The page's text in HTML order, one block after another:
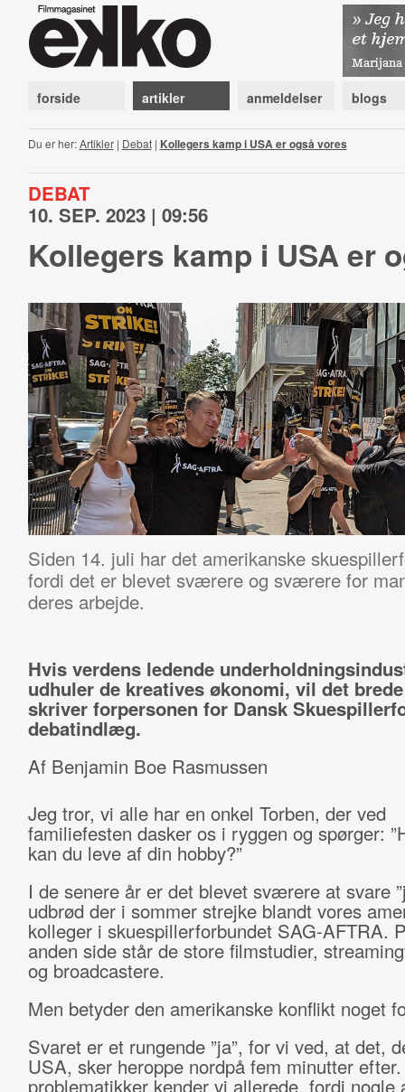
forside artikler anmeldelser blogs
Du er her:Artikler| Debat| Kollegers kamp i USA er også vores
DEBAT
10. SEP. 2023 | 09:56
Kollegers kamp i USA er
Siden 14. juli har det amerikanske
fordi det er blevet sværere og sværere for
deres arbejde.
Hvis verdens ledende
udhuler de kreatives økonomi, vil det
skriver forpersonen for Dansk
debatindlæg.
Af Benjamin Boe Rasmussen
Jeg tror, vi alle har en onkel Torben, der ved
familiefesten dasker os i ryggen og spørger:
kan du leve af din hobby?”
I de senere år er det blevet sværere at svare
udbrød der i sommer strejke blandt vores
kolleger i skuespillerforbundet SAG-AFTRA.
anden side står de store filmstudier,
og broadcastere.
Men betyder den amerikanske konflikt noget
Svaret er et rungende ”ja”, for vi ved, at det,
USA, sker heroppe nordpå fem minutter
problematikker kender vi allerede, fordi nogle